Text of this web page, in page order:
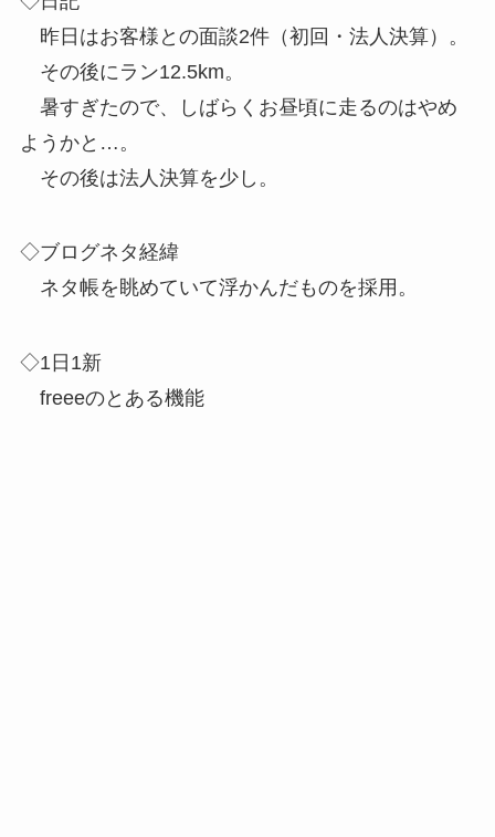
昨日はお客様との面談2件（初回・法人決算）。
その後にラン12.5km。
暑すぎたので、しばらくお昼頃に走るのはやめ
ようかと…。
その後は法人決算を少し。
◇ブログネタ経緯
ネタ帳を眺めていて浮かんだものを採用。
◇1日1新
freeeのとある機能